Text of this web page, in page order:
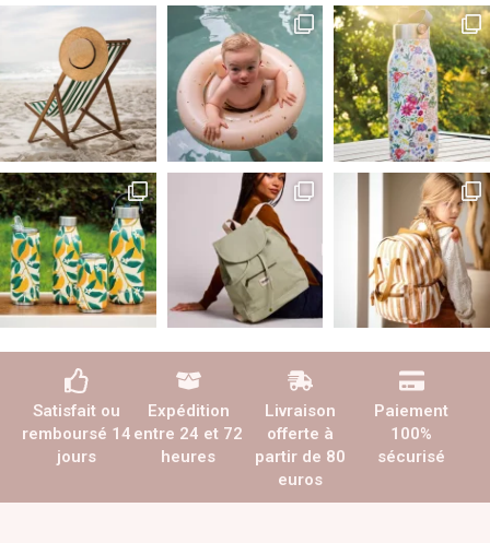
Satisfait ou
remboursé 14
jours
Expédition
entre 24 et 72
heures
Livraison
offerte à
partir de 80
euros
Paiement
100%
sécurisé